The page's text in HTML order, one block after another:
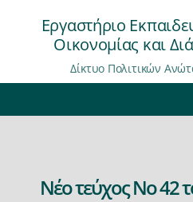
περιεχόμενο
Εργαστήριο
Οικονομίας και
Δίκτυο Πολιτικών
Νέο τεύχος Νο 42